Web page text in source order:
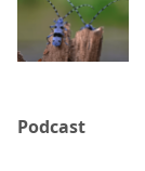
Podcast